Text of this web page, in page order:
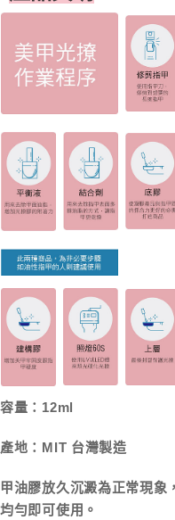
容量：12ml
產地：MIT 台灣製造
甲油膠放久沉澱為正常現象
均勻即可使用。